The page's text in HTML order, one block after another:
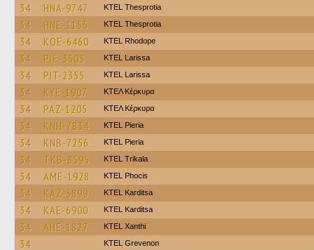
34 HNA-9747 KTEL Thesprotia
34 HNE-1155 KTEL Thesprotia
34 KOE-6460 KTEL Rhodope
34 PIE-3503 KTEL Larissa
34 PIT-2355 KTEL Larissa
34 KYE-1907 ΚΤΕΛ Κέρκυρα
34 PAZ-1205 ΚΤΕΛ Κέρκυρα
34 KNH-7834 KTEL Pieria
34 KNB-7256 KTEL Pieria
34 TKB-8595 ΚΤΕL Τrikala
34 AME-1928 ΚΤΕL Phocis
34 KAZ-3899 ΚΤΕL Karditsa
34 KAE-6900 ΚΤΕL Karditsa
34 AHE-1827 KTEL Xanthi
34 ΚΤΕL Grevenon